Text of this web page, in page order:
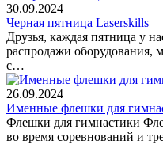
30.09.2024
Черная пятница Laserskills
Друзья, каждая пятница у
распродажи оборудования,
с…
26.09.2024
Именные флешки для
Флешки для гимнастики
во время соревнований и